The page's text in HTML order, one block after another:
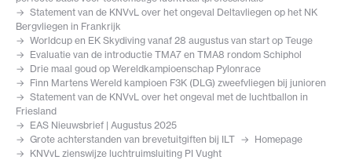
Statement van de KNVvL over het ongeval Deltavliegen op het NK
Bergvliegen in Frankrijk
Worldcup en EK Skydiving vanaf 28 augustus van start op Teuge
Evaluatie van de introductie TMA7 en TMA8 rondom Schiphol
Drie maal goud op Wereldkampioenschap Pylonrace
Finn Martens Wereld kampioen F3K (DLG) zweefvliegen bij junioren
Statement van de KNVvL over het ongeval met de luchtballon in
Friesland
EAS Nieuwsbrief | Augustus 2025
Grote achterstanden van brevetuitgiften bij ILT
Homepage
KNVvL zienswijze luchtruimsluiting PI Vught